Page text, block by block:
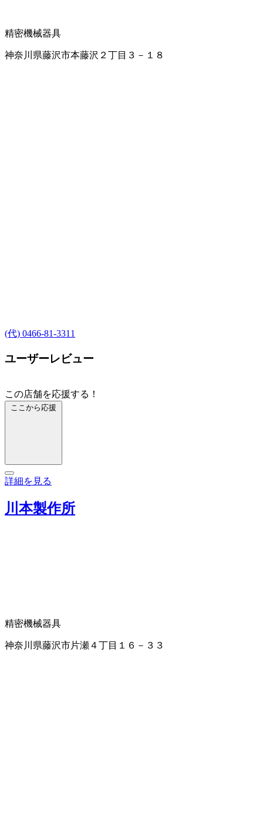
精密機械器具
神奈川県藤沢市本藤沢２丁目３－１８
(代) 0466-81-3311
ユーザーレビュー
この店舗を応援する！
ここから応援
詳細を見る
川本製作所
精密機械器具
神奈川県藤沢市片瀬４丁目１６－３３